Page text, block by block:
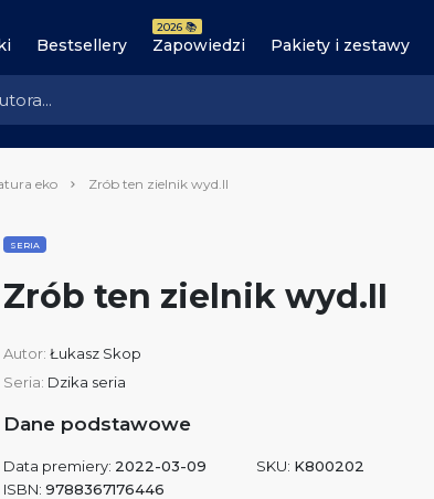
Bestsellery Zapowiedzi
2026 📚
Pakiety i zestawy
eko Zrób ten zielnik wyd.II
SERIA
Zrób ten zielnik wyd.II
Autor: Łukasz Skop
Seria: Dzika seria
Dane podstawowe
Data premiery: 2022-03-09
ISBN: 9788367176446
SKU: K800202